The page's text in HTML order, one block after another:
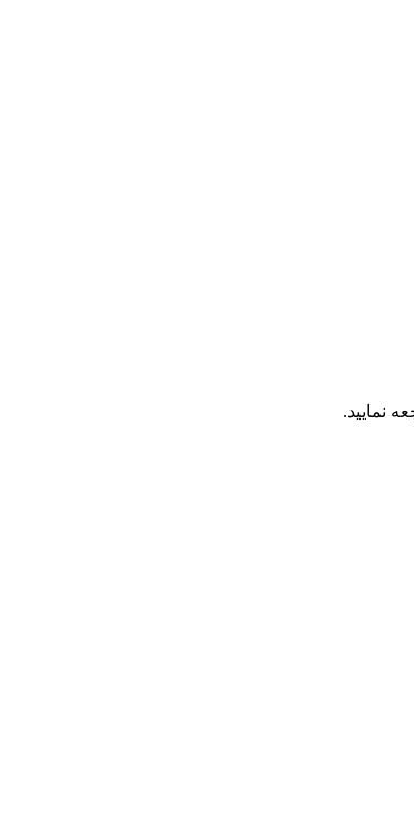
نمایید.